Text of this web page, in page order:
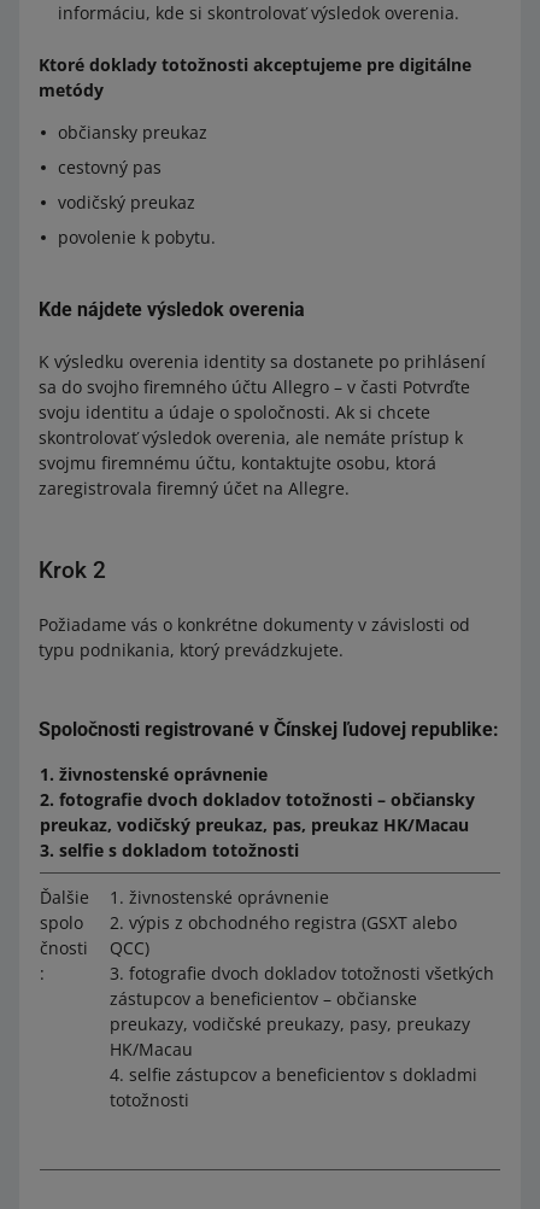
informáciu, kde si skontrolovať výsledok overenia.
Ktoré doklady totožnosti akceptujeme pre digitálne
metódy
občiansky preukaz
cestovný pas
vodičský preukaz
povolenie k pobytu.
Kde nájdete výsledok overenia
K výsledku overenia identity sa dostanete po prihlásení
sa do svojho firemného účtu Allegro – v časti Potvrďte
svoju identitu a údaje o spoločnosti. Ak si chcete
skontrolovať výsledok overenia, ale nemáte prístup k
svojmu firemnému účtu, kontaktujte osobu, ktorá
zaregistrovala firemný účet na Allegre.
Krok 2
Požiadame vás o konkrétne dokumenty v závislosti od
typu podnikania, ktorý prevádzkujete.
Spoločnosti registrované v Čínskej ľudovej republike:
1. živnostenské oprávnenie
2. fotografie dvoch dokladov totožnosti – občiansky
preukaz, vodičský preukaz, pas, preukaz HK/Macau
3. selfie s dokladom totožnosti
Ďalšie
spolo
čnosti
:
1. živnostenské oprávnenie
2. výpis z obchodného registra (GSXT alebo
QCC)
3. fotografie dvoch dokladov totožnosti všetkých
zástupcov a beneficientov – občianske
preukazy, vodičské preukazy, pasy, preukazy
HK/Macau
4. selfie zástupcov a beneficientov s dokladmi
totožnosti